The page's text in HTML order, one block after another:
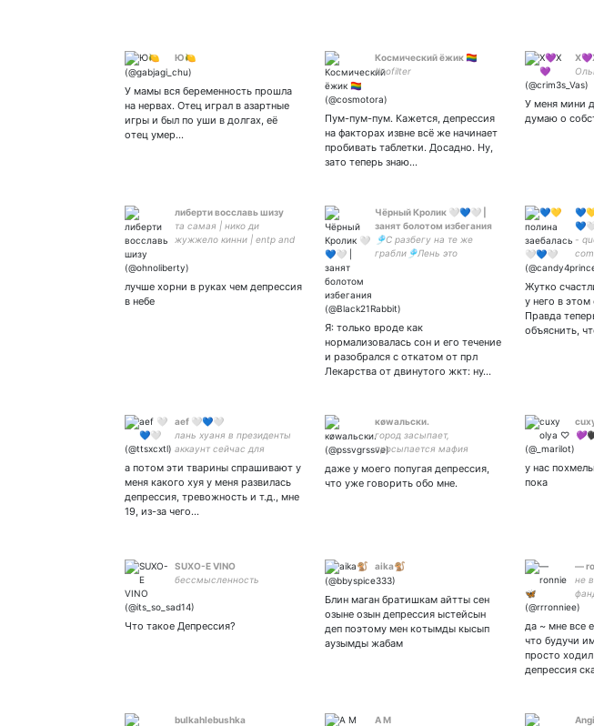
Ю🍋
У мамы вся беременность прошла
на нервах. Отец играл в азартные
игры и был по уши в долгах, её
отец умер…
Космический ёжик 🏳️‍🌈
#nofilter
Пум-пум-пум. Кажется, депрессия
на факторах извне всё же начинает
пробивать таблетки. Досадно. Ну,
зато теперь знаю…
У меня мини
думаю о
либерти восславь шизу
та самая | нико ди
жужжело кинни | entp and
пирокинезиса в моей
с кем связался мальчик
лучше хорни в руках чем депрессия
в небе
Чёрный Кролик 🤍💙🤍 |
занят болотом избегания
🎐С разбегу на те же
грабли🎐Лень это
любите Мисато🎐обитель
Я: только вроде как
нормализовалась сон и его течение
и разобрался с откатом от прл
Лекарства от двинутого жкт: ну…
-
Жутко
у него в этом
Правда
объяснить,
aef 🤍💙🤍
лань хуаня в президенты
аккаунт сейчас для
так кошки, про-радфем,
mdzs, bsd, k-pop, c-pop
а потом эти тварины спрашивают у
меня какого хуя у меня развилась
депрессия, тревожность и т.д., мне
19, из-за чего…
кøwальски.
город засыпает,
просыпается мафия
даже у моего попугая депрессия,
что уже говорить обо мне.
у нас
пока
SUXO-E VINO
бессмысленность
Что такое Депрессия?
aika🐒
Блин маган братишкам айтты сен
озыне озын депрессия ыстейсын
деп поэтому мен котымды кысып
аузымды жабам
—
не
да ~ мне все
что будучи
просто
депрессия
bulkahlebushka
А М